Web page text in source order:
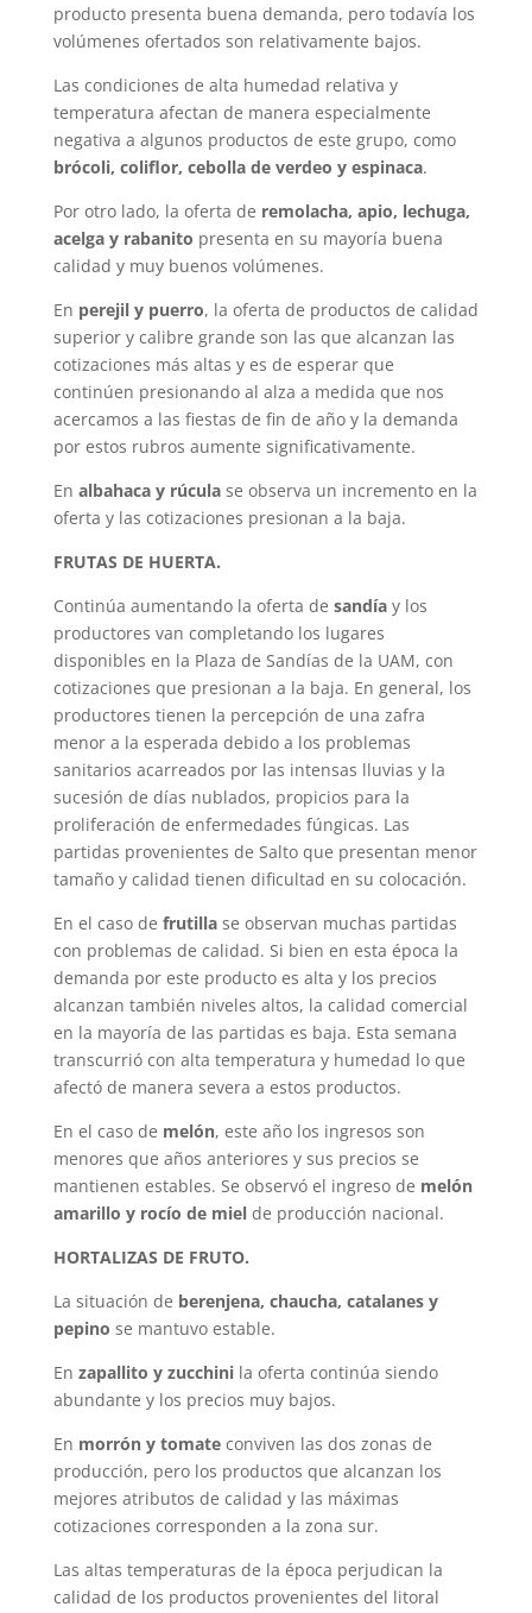
producto presenta buena demanda, pero todavía los
volúmenes ofertados son relativamente bajos.
Las condiciones de alta humedad relativa y
temperatura afectan de manera especialmente
negativa a algunos productos de este grupo, como
brócoli, coliflor, cebolla de verdeo y espinaca.
Por otro lado, la oferta de remolacha, apio, lechuga,
acelga y rabanito presenta en su mayoría buena
calidad y muy buenos volúmenes.
En perejil y puerro, la oferta de productos de calidad
superior y calibre grande son las que alcanzan las
cotizaciones más altas y es de esperar que
continúen presionando al alza a medida que nos
acercamos a las fiestas de fin de año y la demanda
por estos rubros aumente significativamente.
En albahaca y rúculase observa un incremento en la
oferta y las cotizaciones presionan a la baja.
FRUTAS DE HUERTA.
Continúa aumentando la oferta de sandíay los
productores van completando los lugares
disponibles en la Plaza de Sandías de la UAM, con
cotizaciones que presionan a la baja. En general, los
productores tienen la percepción de una zafra
menor a la esperada debido a los problemas
sanitarios acarreados por las intensas lluvias y la
sucesión de días nublados, propicios para la
proliferación de enfermedades fúngicas. Las
partidas provenientes de Salto que presentan menor
tamaño y calidad tienen dificultad en su colocación.
En el caso de frutillase observan muchas partidas
con problemas de calidad. Si bien en esta época la
demanda por este producto es alta y los precios
alcanzan también niveles altos, la calidad comercial
en la mayoría de las partidas es baja. Esta semana
transcurrió con alta temperatura y humedad lo que
afectó de manera severa a estos productos.
En el caso de melón, este año los ingresos son
menores que años anteriores y sus precios se
mantienen estables. Se observó el ingreso de melón
amarillo y rocío de mielde producción nacional.
HORTALIZAS DE FRUTO.
La situación de berenjena, chaucha, catalanes y
pepino se mantuvo estable.
En zapallito y zucchinila oferta continúa siendo
abundante y los precios muy bajos.
En morrón y tomateconviven las dos zonas de
producción, pero los productos que alcanzan los
mejores atributos de calidad y las máximas
cotizaciones corresponden a la zona sur.
Las altas temperaturas de la época perjudican la
calidad de los productos provenientes del litoral